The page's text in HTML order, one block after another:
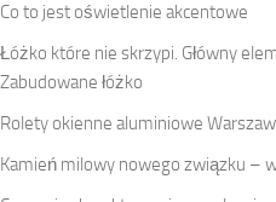
Co to jest oświetlenie akcentowe
Łóżko które nie skrzypi. Główny
Zabudowane łóżko
Rolety okienne aluminiowe
Kamień milowy nowego związku –